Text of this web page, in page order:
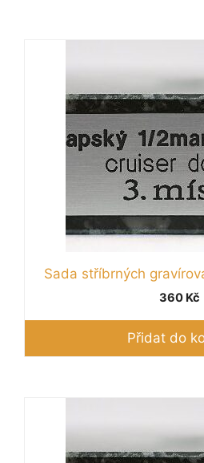
Sada stříbrných
360 Kč
Přidat do